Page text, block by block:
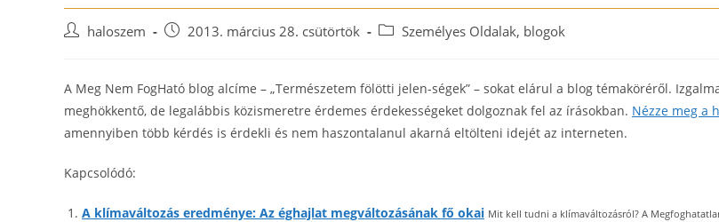
Post haloszem
Post 2013. március 28. csütörtök
PostSzemélyes Oldalak, blogok
A Meg Nem FogHató blog alcíme – „Természetem fölötti jelen-ségek” – sokat elárul a blog témaköréről.
meghökkentő, de legalábbis közismeretre érdemes érdekességeket dolgoznak fel az írásokban. Nézze meg a
amennyiben több kérdés is érdekli és nem haszontalanul akarná eltölteni idejét az interneten.
Kapcsolódó:
A klímaváltozás eredménye: Az éghajlat megváltozásának fő okai Mit kell tudni a klímaváltozásról? A